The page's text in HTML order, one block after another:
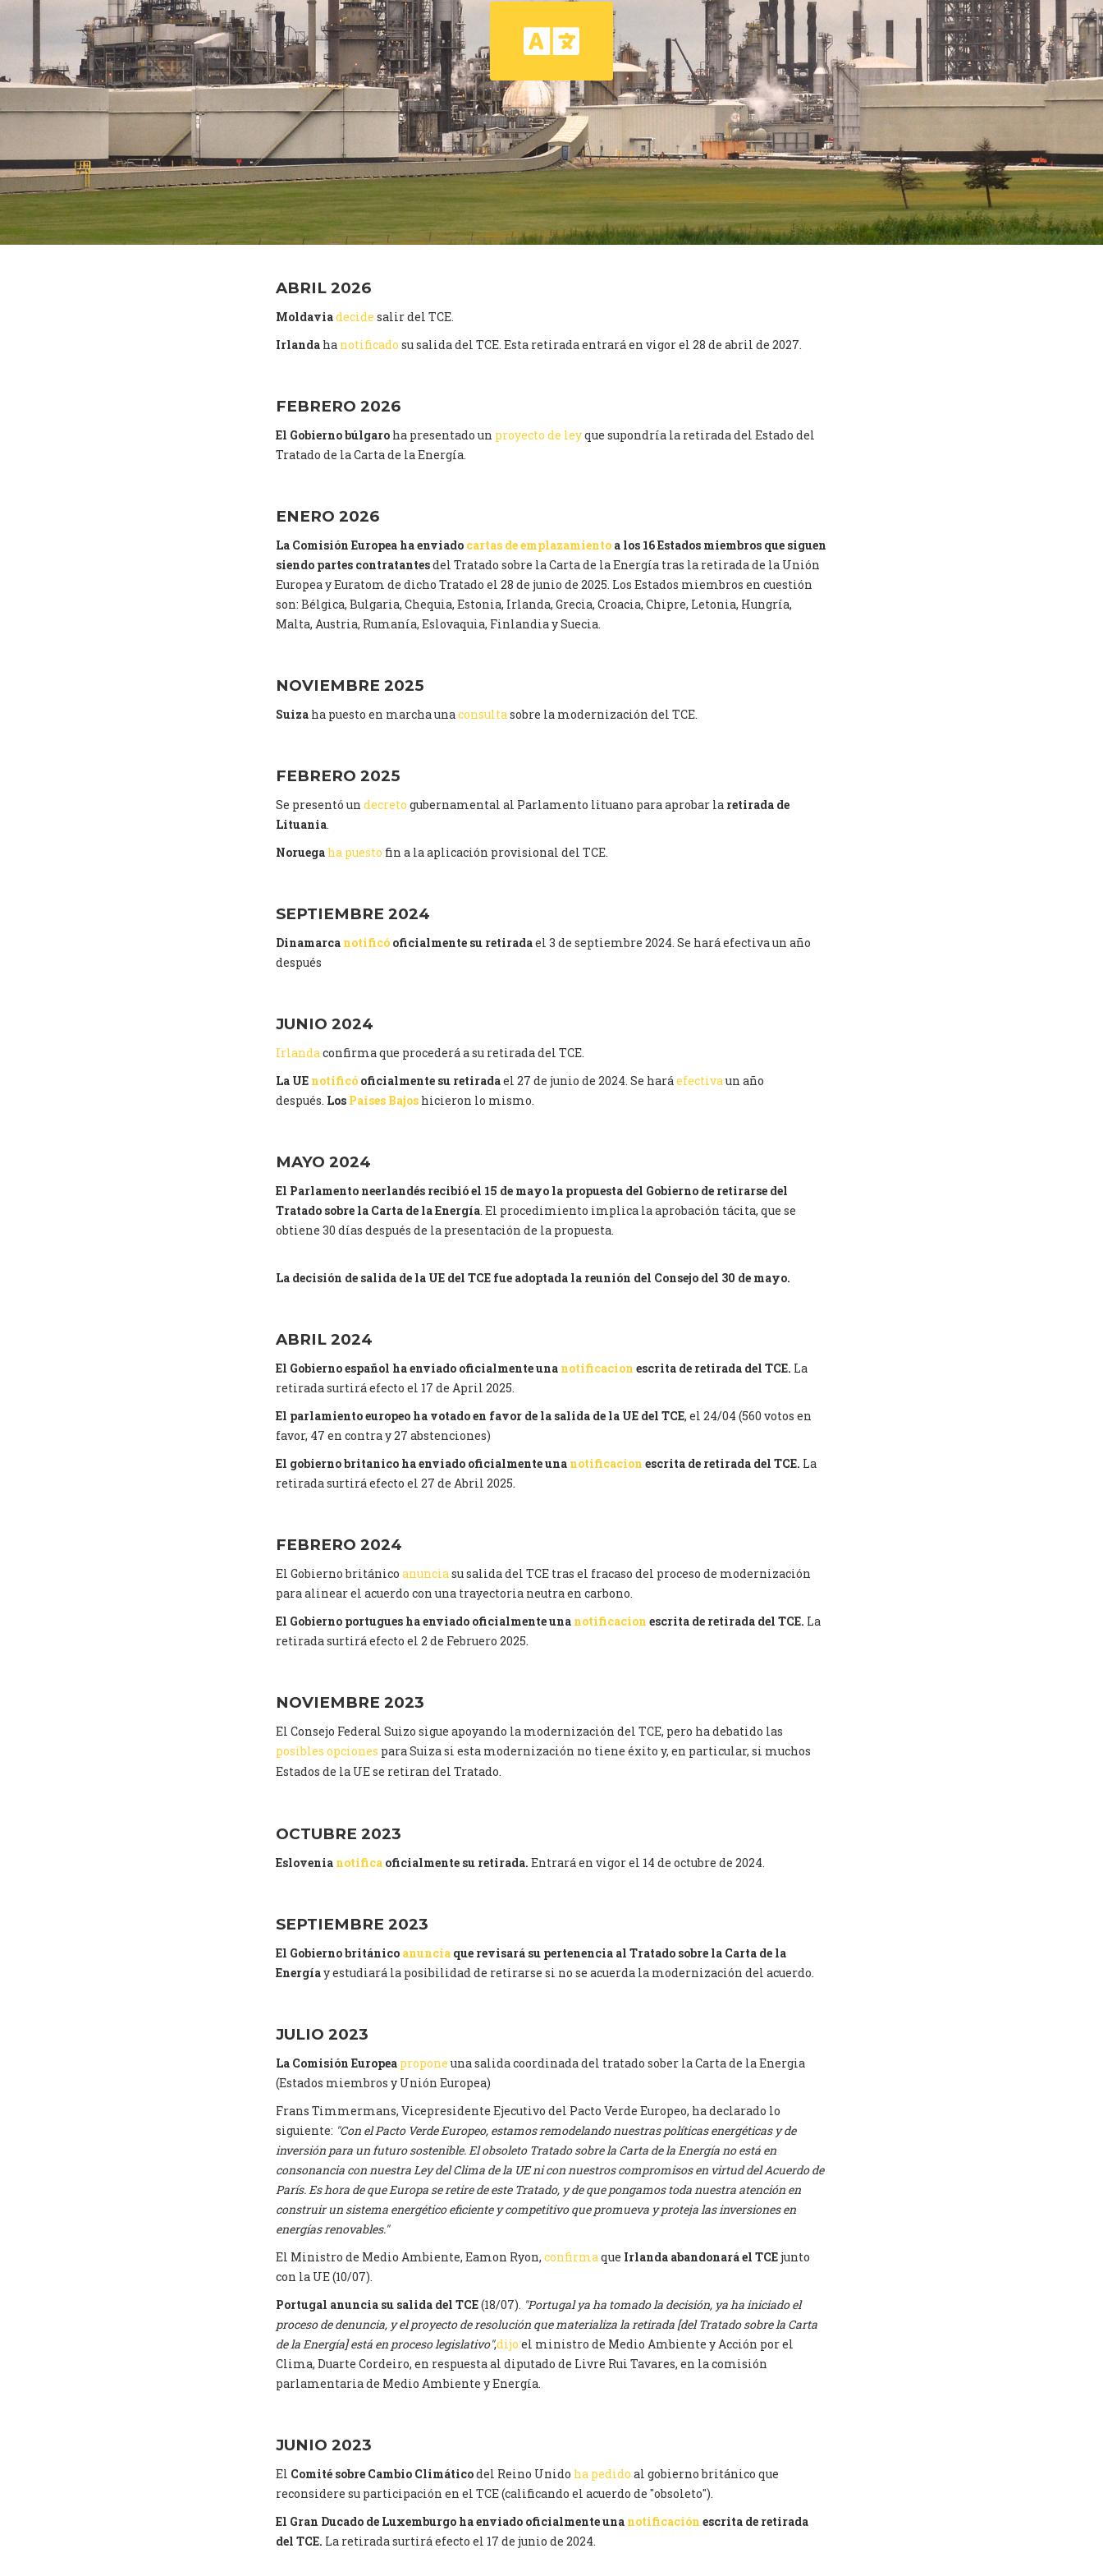
ABRIL 2026
Moldaviadecide salir del TCE.
Irlanda ha notificado su salida del TCE. Esta retirada entrará en vigor el 28 de abril de 2027.
FEBRERO 2026
El Gobierno búlgaro ha presentado un proyecto de leyque supondría la retirada del Estado del
Tratado de la Carta de la Energía.
ENERO 2026
La Comisión Europea ha enviado cartas de emplazamiento a los 16 Estados miembros que siguen
siendo partes contratantesdel Tratado sobre la Carta de la Energía tras la retirada de la Unión
Europea y Euratom de dicho Tratado el 28 de junio de 2025. Los Estados miembros en cuestión
son: Bélgica, Bulgaria, Chequia, Estonia, Irlanda, Grecia, Croacia, Chipre, Letonia, Hungría,
Malta, Austria, Rumanía, Eslovaquia, Finlandia y Suecia.
NOVIEMBRE 2025
Suiza ha puesto en marcha unaconsultasobre la modernización del TCE.
FEBRERO 2025
Se presentó un decreto gubernamental al Parlamento lituano para aprobar la retirada de
Lituania.
Noruega ha puesto fin a la aplicación provisional del TCE.
SEPTIEMBRE 2024
Dinamarca notificó oficialmente su retiradael 3 de septiembre 2024. Se hará efectiva un año
después
JUNIO 2024
Irlandaconfirma que procederá a su retirada del TCE.
La UE notificó oficialmente su retiradael 27 de junio de 2024. Se haráefectivaun año
después. Los Países Bajos hicieron lo mismo.
MAYO 2024
El Parlamento neerlandés recibió el 15 de mayo la propuesta del Gobierno de retirarse del
Tratado sobre la Carta de la Energía. El procedimiento implica la aprobación tácita, que se
obtiene 30 días después de la presentación de la propuesta.
La decisión de salida de la UE del TCE fue adoptada la reunión del Consejo del 30 de mayo.
ABRIL 2024
El Gobierno español ha enviado oficialmente una notificacion escrita de retirada del TCE. La
retirada surtirá efecto el 17 de April 2025.
El parlamiento europeo ha votado en favor de la salida de la UE del TCE, el 24/04 (560 votos en
favor, 47 en contra y 27 abstenciones)
El gobierno britanico ha enviado oficialmente una notificacion escrita de retirada del TCE. La
retirada surtirá efecto el 27 de Abril 2025.
FEBRERO 2024
El Gobierno británico anunciasu salida del TCE tras el fracaso del proceso de modernización
para alinear el acuerdo con una trayectoria neutra en carbono.
El Gobierno portugues ha enviado oficialmente una notificacion escrita de retirada del TCE. La
retirada surtirá efecto el 2 de Februero 2025.
NOVIEMBRE 2023
El Consejo Federal Suizo sigue apoyando la modernización del TCE, pero ha debatido las
posibles opciones para Suiza si esta modernización no tiene éxito y, en particular, si muchos
Estados de la UE se retiran del Tratado.
OCTUBRE 2023
Eslovenia notifica oficialmente su retirada. Entrará en vigor el 14 de octubre de 2024.
SEPTIEMBRE 2023
El Gobierno británico anuncia que revisará su pertenencia al Tratado sobre la Carta de la
Energíay estudiará la posibilidad de retirarse si no se acuerda la modernización del acuerdo.
JULIO 2023
La Comisión Europea propone una salida coordinada del tratado sober la Carta de la Energia
(Estados miembros y Unión Europea)
Frans Timmermans, Vicepresidente Ejecutivo del Pacto Verde Europeo, ha declarado lo
siguiente: "Con el Pacto Verde Europeo, estamos remodelando nuestras políticas energéticas y de
inversión para un futuro sostenible. El obsoleto Tratado sobre la Carta de la Energía no está en
consonancia con nuestra Ley del Clima de la UE ni con nuestros compromisos en virtud del Acuerdo de
París. Es hora de que Europa se retire de este Tratado, y de que pongamos toda nuestra atención en
construir un sistema energético eficiente y competitivo que promueva y proteja las inversiones en
energías renovables."
El Ministro de Medio Ambiente, Eamon Ryon, confirmaque Irlanda abandonará el TCEjunto
con la UE (10/07).
Portugal anuncia su salida del TCE(18/07). "Portugal ya ha tomado la decisión, ya ha iniciado el
proceso de denuncia, y el proyecto de resolución que materializa la retirada [del Tratado sobre la Carta
de la Energía] está en proceso legislativo",dijo el ministro de Medio Ambiente y Acción por el
Clima, Duarte Cordeiro, en respuesta al diputado de Livre Rui Tavares, en la comisión
parlamentaria de Medio Ambiente y Energía.
JUNIO 2023
El Comité sobre Cambio Climáticodel Reino Unido ha pedido al gobierno británico que
reconsidere su participación en el TCE (calificando el acuerdo de "obsoleto").
El Gran Ducado de Luxemburgo ha enviado oficialmente una notificación escrita de retirada
del TCE. La retirada surtirá efecto el 17 de junio de 2024.